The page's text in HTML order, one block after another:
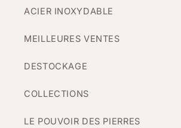
ACIER INOXYDABLE
MEILLEURES VENTES
DESTOCKAGE
COLLECTIONS
LE POUVOIR DES PIERRES